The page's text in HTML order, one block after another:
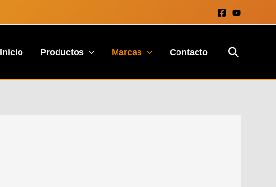
Inicio Productos Marcas Contacto Buscar